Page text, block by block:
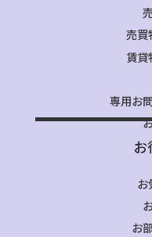
売買
賃貸
専用お
お
お